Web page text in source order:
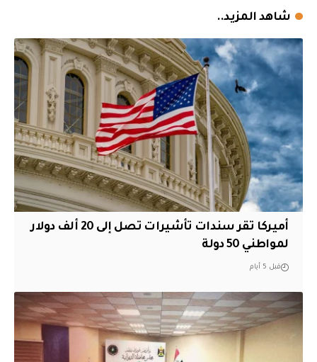
شاهد المزيد..
أميركا تقر سندات تأشيرات تصل إلى 20 ألف دولار
لمواطني 50 دولة
قبل 5 أيام